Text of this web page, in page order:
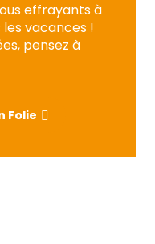
effrayants à
vacances !
pensez à
Folie